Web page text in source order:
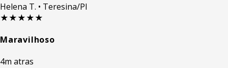
Helena T. • Teresina/PI
★★★★★
Maravilhoso
4m atras